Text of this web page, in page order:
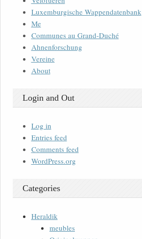
Luxemburgische Wappendatenbank
Me
Communes au Grand-Duché
Ahnenforschung
Vereine
About
Login and Out
Log in
Entries feed
Comments feed
WordPress.org
Categories
Heraldik
meubles